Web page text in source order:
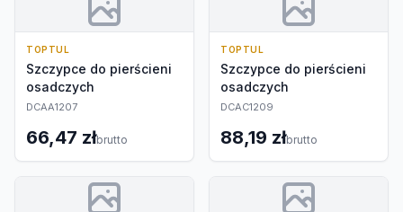
TOPTUL
Szczypce do pierścieni
osadczych
DCAA1207
66,47 złbrutto
TOPTUL
Szczypce do pierścieni
osadczych
DCAC1209
88,19 złbrutto